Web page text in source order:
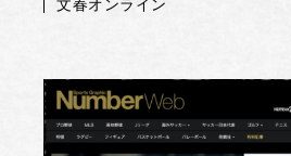
文春オンライン